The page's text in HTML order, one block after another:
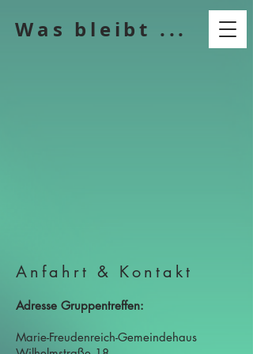
Was bleibt ...
Anfahrt & Kontakt
Adresse Gruppentreffen:
Marie-Freudenreich-Gemeindehaus